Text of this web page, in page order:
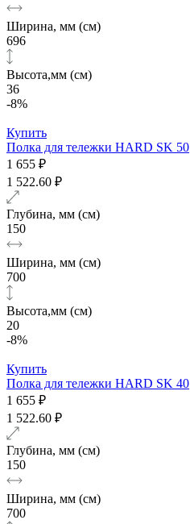
Ширина, мм (см)
696
Высота,мм (см)
36
-8%
Купить
Полка для тележки HARD SK 50
1 655 ₽
1 522.60 ₽
Глубина, мм (см)
150
Ширина, мм (см)
700
Высота,мм (см)
20
-8%
Купить
Полка для тележки HARD SK 40
1 655 ₽
1 522.60 ₽
Глубина, мм (см)
150
Ширина, мм (см)
700